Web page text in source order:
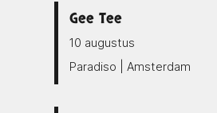
Gee Tee
10 augustus
Paradiso | Amsterdam